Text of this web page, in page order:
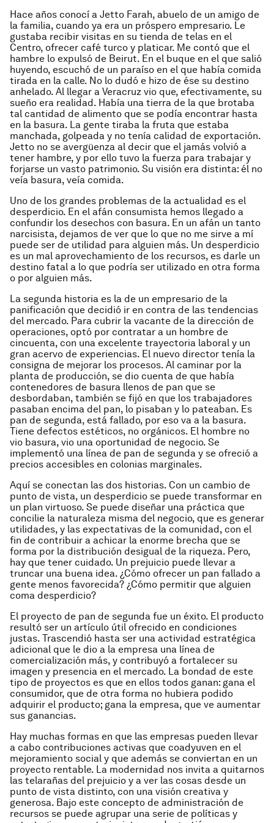
Hace años conocí a Jetto Farah, abuelo de un amigo de
la familia, cuando ya era un próspero empresario. Le
gustaba recibir visitas en su tienda de telas en el
Centro, ofrecer café turco y platicar. Me contó que el
hambre lo expulsó de Beirut. En el buque en el que salió
huyendo, escuchó de un paraíso en el que había comida
tirada en la calle. No lo dudó e hizo de ése su destino
anhelado. Al llegar a Veracruz vio que, efectivamente, su
sueño era realidad. Había una tierra de la que brotaba
tal cantidad de alimento que se podía encontrar hasta
en la basura. La gente tiraba la fruta que estaba
manchada, golpeada y no tenía calidad de exportación.
Jetto no se avergüenza al decir que el jamás volvió a
tener hambre, y por ello tuvo la fuerza para trabajar y
forjarse un vasto patrimonio. Su visión era distinta: él no
veía basura, veía comida.
Uno de los grandes problemas de la actualidad es el
desperdicio. En el afán consumista hemos llegado a
confundir los desechos con basura. En un afán un tanto
narcisista, dejamos de ver que lo que no me sirve a mí
puede ser de utilidad para alguien más. Un desperdicio
es un mal aprovechamiento de los recursos, es darle un
destino fatal a lo que podría ser utilizado en otra forma
o por alguien más.
La segunda historia es la de un empresario de la
panificación que decidió ir en contra de las tendencias
del mercado. Para cubrir la vacante de la dirección de
operaciones, optó por contratar a un hombre de
cincuenta, con una excelente trayectoria laboral y un
gran acervo de experiencias. El nuevo director tenía la
consigna de mejorar los procesos. Al caminar por la
planta de producción, se dio cuenta de que había
contenedores de basura llenos de pan que se
desbordaban, también se fijó en que los trabajadores
pasaban encima del pan, lo pisaban y lo pateaban. Es
pan de segunda, está fallado, por eso va a la basura.
Tiene defectos estéticos, no orgánicos. El hombre no
vio basura, vio una oportunidad de negocio. Se
implementó una línea de pan de segunda y se ofreció a
precios accesibles en colonias marginales.
Aquí se conectan las dos historias. Con un cambio de
punto de vista, un desperdicio se puede transformar en
un plan virtuoso. Se puede diseñar una práctica que
concilie la naturaleza misma del negocio, que es generar
utilidades, y las expectativas de la comunidad, con el
fin de contribuir a achicar la enorme brecha que se
forma por la distribución desigual de la riqueza. Pero,
hay que tener cuidado. Un prejuicio puede llevar a
truncar una buena idea. ¿Cómo ofrecer un pan fallado a
gente menos favorecida? ¿Cómo permitir que alguien
coma desperdicio?
El proyecto de pan de segunda fue un éxito. El producto
resultó ser un artículo útil ofrecido en condiciones
justas. Trascendió hasta ser una actividad estratégica
adicional que le dio a la empresa una línea de
comercialización más, y contribuyó a fortalecer su
imagen y presencia en el mercado. La bondad de este
tipo de proyectos es que en ellos todos ganan: gana el
consumidor, que de otra forma no hubiera podido
adquirir el producto; gana la empresa, que ve aumentar
sus ganancias.
Hay muchas formas en que las empresas pueden llevar
a cabo contribuciones activas que coadyuven en el
mejoramiento social y que además se conviertan en un
proyecto rentable. La modernidad nos invita a quitarnos
las telarañas del prejuicio y a ver las cosas desde un
punto de vista distinto, con una visión creativa y
generosa. Bajo este concepto de administración de
recursos se puede agrupar una serie de políticas y